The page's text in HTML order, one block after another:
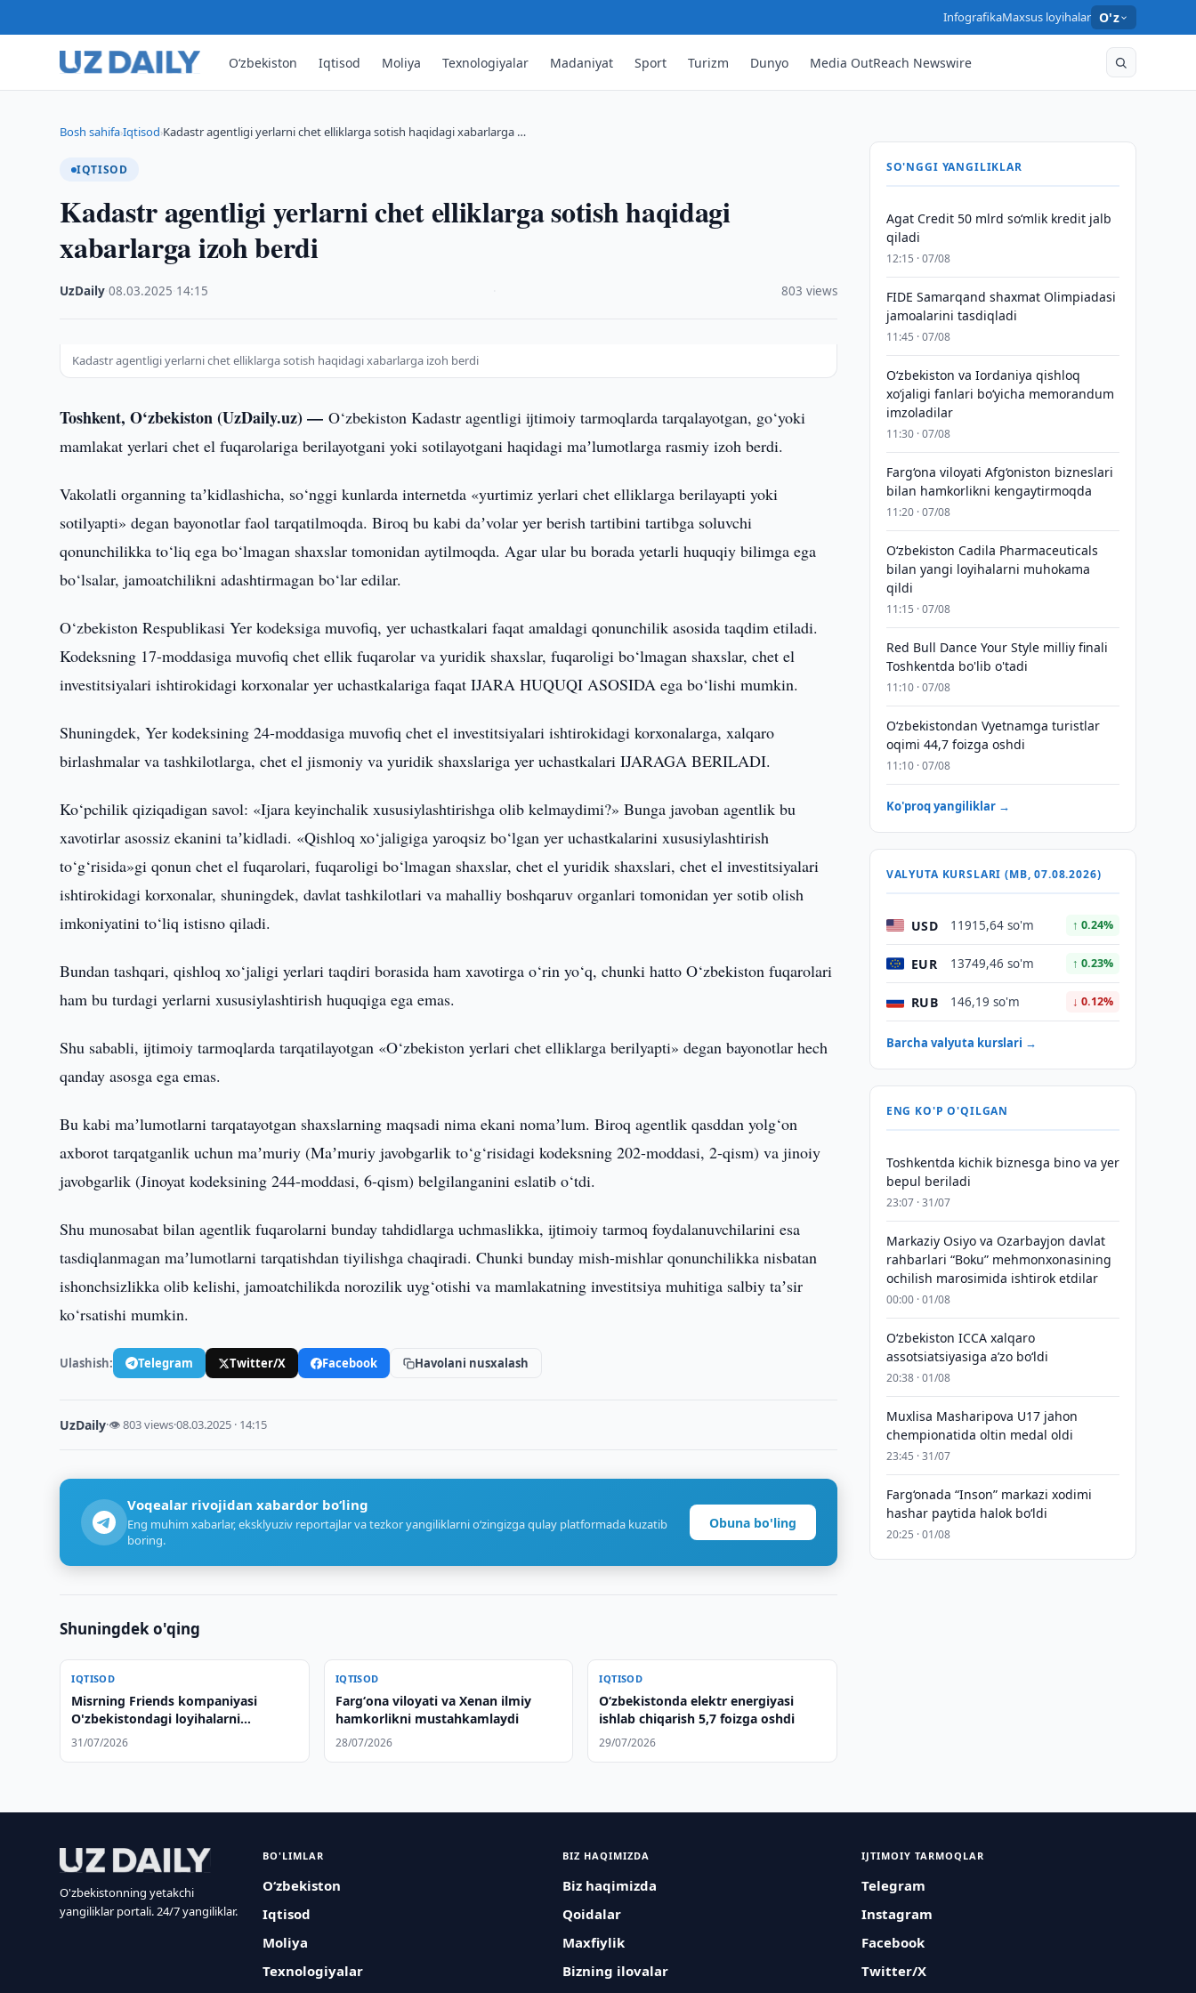
InfografikaMaxsus loyihalar O'z
O‘zbekiston Iqtisod Moliya Texnologiyalar Madaniyat Sport Turizm Dunyo Media OutReach Newswire
Bosh sahifa›Iqtisod›Kadastr agentligi yerlarni chet elliklarga sotish haqidagi xabarlarga …
IQTISOD
Kadastr agentligi yerlarni chet elliklarga sotish haqidagi
xabarlarga izoh berdi
UzDaily ·08.03.2025 14:15 803 views
Kadastr agentligi yerlarni chet elliklarga sotish haqidagi xabarlarga izoh berdi
Toshkent, O‘zbekiston (UzDaily.uz) —O‘zbekiston Kadastr agentligi ijtimoiy tarmoqlarda tarqalayotgan, go‘yoki
mamlakat yerlari chet el fuqarolariga berilayotgani yoki sotilayotgani haqidagi maʼlumotlarga rasmiy izoh berdi.
Vakolatli organning taʼkidlashicha, so‘nggi kunlarda internetda «yurtimiz yerlari chet elliklarga berilayapti yoki
sotilyapti» degan bayonotlar faol tarqatilmoqda. Biroq bu kabi daʼvolar yer berish tartibini tartibga soluvchi
qonunchilikka to‘liq ega bo‘lmagan shaxslar tomonidan aytilmoqda. Agar ular bu borada yetarli huquqiy bilimga ega
bo‘lsalar, jamoatchilikni adashtirmagan bo‘lar edilar.
O‘zbekiston Respublikasi Yer kodeksiga muvofiq, yer uchastkalari faqat amaldagi qonunchilik asosida taqdim etiladi.
Kodeksning 17-moddasiga muvofiq chet ellik fuqarolar va yuridik shaxslar, fuqaroligi bo‘lmagan shaxslar, chet el
investitsiyalari ishtirokidagi korxonalar yer uchastkalariga faqat IJARA HUQUQI ASOSIDA ega bo‘lishi mumkin.
Shuningdek, Yer kodeksining 24-moddasiga muvofiq chet el investitsiyalari ishtirokidagi korxonalarga, xalqaro
birlashmalar va tashkilotlarga, chet el jismoniy va yuridik shaxslariga yer uchastkalari IJARAGA BERILADI.
Ko‘pchilik qiziqadigan savol: «Ijara keyinchalik xususiylashtirishga olib kelmaydimi?» Bunga javoban agentlik bu
xavotirlar asossiz ekanini taʼkidladi. «Qishloq xo‘jaligiga yaroqsiz bo‘lgan yer uchastkalarini xususiylashtirish
to‘g‘risida»gi qonun chet el fuqarolari, fuqaroligi bo‘lmagan shaxslar, chet el yuridik shaxslari, chet el investitsiyalari
ishtirokidagi korxonalar, shuningdek, davlat tashkilotlari va mahalliy boshqaruv organlari tomonidan yer sotib olish
imkoniyatini to‘liq istisno qiladi.
Bundan tashqari, qishloq xo‘jaligi yerlari taqdiri borasida ham xavotirga o‘rin yo‘q, chunki hatto O‘zbekiston fuqarolari
ham bu turdagi yerlarni xususiylashtirish huquqiga ega emas.
Shu sababli, ijtimoiy tarmoqlarda tarqatilayotgan «O‘zbekiston yerlari chet elliklarga berilyapti» degan bayonotlar hech
qanday asosga ega emas.
Bu kabi maʼlumotlarni tarqatayotgan shaxslarning maqsadi nima ekani nomaʼlum. Biroq agentlik qasddan yolg‘on
axborot tarqatganlik uchun maʼmuriy (Maʼmuriy javobgarlik to‘g‘risidagi kodeksning 202-moddasi, 2-qism) va jinoiy
javobgarlik (Jinoyat kodeksining 244-moddasi, 6-qism) belgilanganini eslatib o‘tdi.
Shu munosabat bilan agentlik fuqarolarni bunday tahdidlarga uchmaslikka, ijtimoiy tarmoq foydalanuvchilarini esa
tasdiqlanmagan maʼlumotlarni tarqatishdan tiyilishga chaqiradi. Chunki bunday mish-mishlar qonunchilikka nisbatan
ishonchsizlikka olib kelishi, jamoatchilikda norozilik uyg‘otishi va mamlakatning investitsiya muhitiga salbiy taʼsir
ko‘rsatishi mumkin.
Ulashish: Telegram Twitter/X Facebook Havolani nusxalash
UzDaily·👁 803 views·08.03.2025 · 14:15
Voqealar rivojidan xabardor bo‘ling
Eng muhim xabarlar, eksklyuziv reportajlar va tezkor yangiliklarni o‘zingizga qulay platformada kuzatib
boring.
Obuna bo'ling
Shuningdek o'qing
IQTISOD
Misrning Friends kompaniyasi
O'zbekistondagi loyihalarni
o'rganmoqda
31/07/2026
IQTISOD
Fargʻona viloyati va Xenan ilmiy
hamkorlikni mustahkamlaydi
28/07/2026
IQTISOD
O‘zbekistonda elektr energiyasi
ishlab chiqarish 5,7 foizga oshdi
29/07/2026
SO'NGGI YANGILIKLAR
Agat Credit 50 mlrd so‘mlik kredit jalb
qiladi
12:15 · 07/08
FIDE Samarqand shaxmat Olimpiadasi
jamoalarini tasdiqladi
11:45 · 07/08
Oʻzbekiston va Iordaniya qishloq
xoʻjaligi fanlari boʻyicha memorandum
imzoladilar
11:30 · 07/08
Farg‘ona viloyati Afg‘oniston bizneslari
bilan hamkorlikni kengaytirmoqda
11:20 · 07/08
Oʻzbekiston Cadila Pharmaceuticals
bilan yangi loyihalarni muhokama
qildi
11:15 · 07/08
Red Bull Dance Your Style milliy finali
Toshkentda bo'lib o'tadi
11:10 · 07/08
O‘zbekistondan Vyetnamga turistlar
oqimi 44,7 foizga oshdi
11:10 · 07/08
Ko'proq yangiliklar →
VALYUTA KURSLARI (MB, 07.08.2026)
USD 11915,64 so'm ↑ 0.24%
EUR 13749,46 so'm ↑ 0.23%
RUB 146,19 so'm ↓ 0.12%
Barcha valyuta kurslari →
ENG KO'P O'QILGAN
Toshkentda kichik biznesga bino va yer
bepul beriladi
23:07 · 31/07
Markaziy Osiyo va Ozarbayjon davlat
rahbarlari “Boku” mehmonxonasining
ochilish marosimida ishtirok etdilar
00:00 · 01/08
O‘zbekiston ICCA xalqaro
assotsiatsiyasiga aʼzo bo‘ldi
20:38 · 01/08
Muxlisa Masharipova U17 jahon
chempionatida oltin medal oldi
23:45 · 31/07
Farg‘onada “Inson” markazi xodimi
hashar paytida halok bo‘ldi
20:25 · 01/08
O'zbekistonning yetakchi
yangiliklar portali. 24/7 yangiliklar.
BO'LIMLAR
O‘zbekiston
Iqtisod
Moliya
Texnologiyalar
BIZ HAQIMIZDA
Biz haqimizda
Qoidalar
Maxfiylik
Bizning ilovalar
IJTIMOIY TARMOQLAR
Telegram
Instagram
Facebook
Twitter/X